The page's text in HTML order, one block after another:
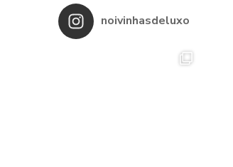
noivinhasdeluxo